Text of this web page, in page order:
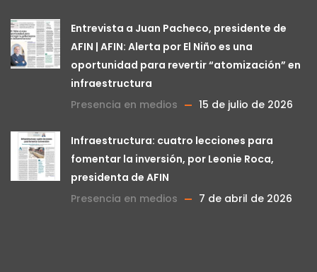
Entrevista a Juan Pacheco, presidente de
AFIN | AFIN: Alerta por El Niño es una
oportunidad para revertir “atomización” en
infraestructura
Presencia en medios
15 de julio de 2026
Infraestructura: cuatro lecciones para
fomentar la inversión, por Leonie Roca,
presidenta de AFIN
Presencia en medios
7 de abril de 2026